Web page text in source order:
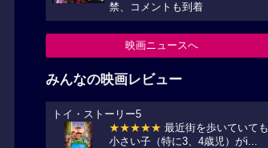
禁、コメントも到着
映画ニュースへ
みんなの映画レビュー
トイ・ストーリー5
★★★★★ 最近街を歩いていても
小さい子（特に3、4歳児）がi...